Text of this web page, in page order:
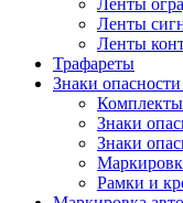
Ленты
Ленты
Ленты
Трафареты
Знаки
Знаки
Знаки
Рамки и